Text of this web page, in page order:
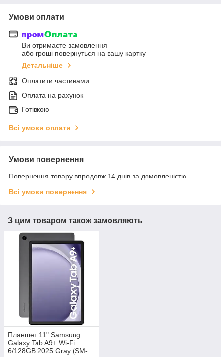
Умови оплати
Ви отримаєте замовлення
або гроші повернуться на вашу картку
Детальніше
Оплатити частинами
Оплата на рахунок
Готівкою
Всі умови оплати
Умови повернення
Повернення товару впродовж 14 днів за домовленістю
Всі умови повернення
З цим товаром також замовляють
Планшет 11" Samsung
Galaxy Tab A9+ Wi-Fi
6/128GB 2025 Gray (SM-